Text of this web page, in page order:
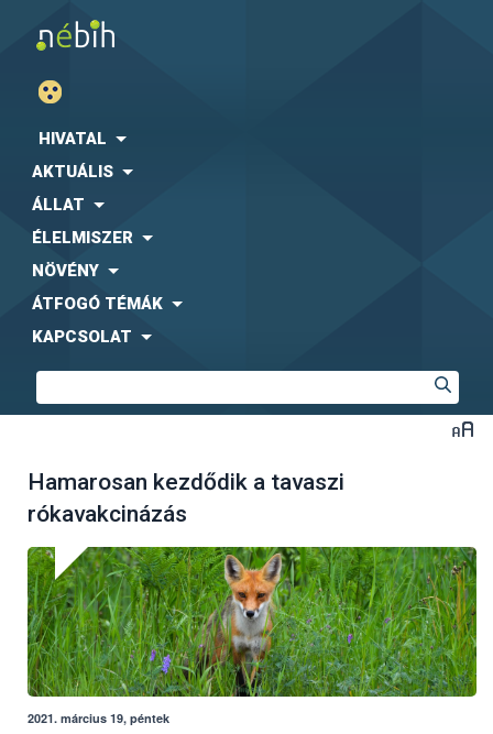
HIVATAL
AKTUÁLIS
ÁLLAT
ÉLELMISZER
NÖVÉNY
ÁTFOGÓ TÉMÁK
KAPCSOLAT
Hamarosan kezdődik a tavaszi
rókavakcinázás
2021. március 19, péntek